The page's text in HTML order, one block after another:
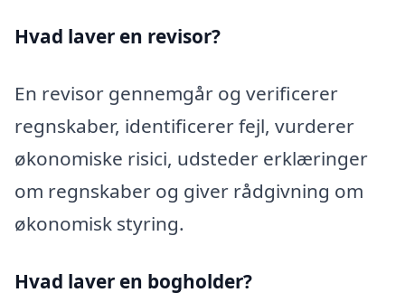
Hvad laver en revisor?
En revisor gennemgår og verificerer
regnskaber, identificerer fejl, vurderer
økonomiske risici, udsteder erklæringer
om regnskaber og giver rådgivning om
økonomisk styring.
Hvad laver en bogholder?